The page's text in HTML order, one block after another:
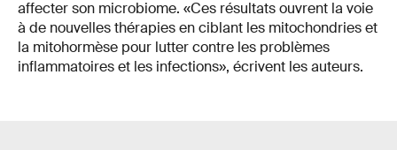
affecter son microbiome. «Ces résultats ouvrent la voie
à de nouvelles thérapies en ciblant les mitochondries et
la mitohormèse pour lutter contre les problèmes
inflammatoires et les infections», écrivent les auteurs.